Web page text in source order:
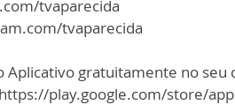
tvaparecida
tvaparecida
Aplicativo gratuitamente no seu
play.google.com/store/